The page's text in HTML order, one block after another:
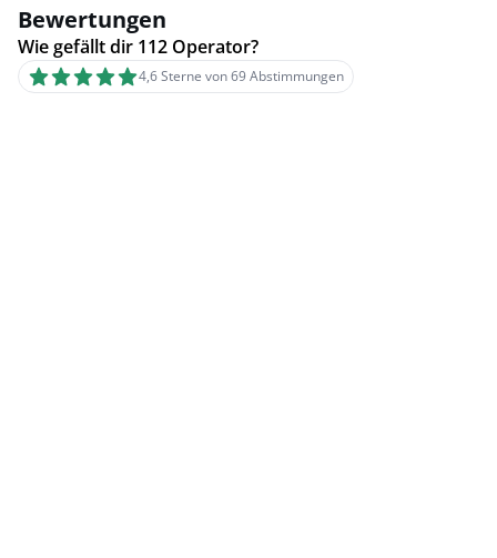
Bewertungen
Wie gefällt dir 112 Operator?
4,6 Sterne von 69 Abstimmungen